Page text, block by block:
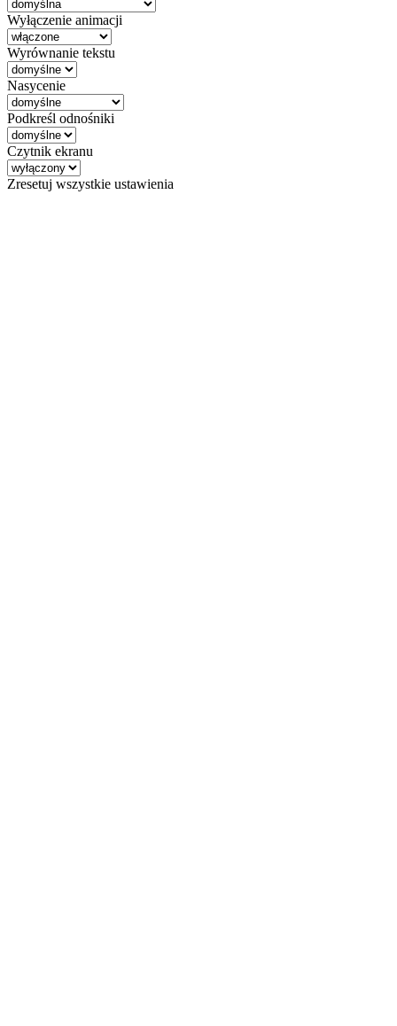
Wyłączenie animacji
Wyrównanie tekstu
Nasycenie
Podkreśl odnośniki
Czytnik ekranu
Zresetuj wszystkie ustawienia